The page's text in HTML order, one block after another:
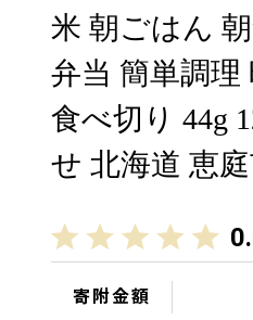
米 朝ごはん
弁当 簡単調理
食べ切り 44g
せ 北海道 恵庭
寄附金額